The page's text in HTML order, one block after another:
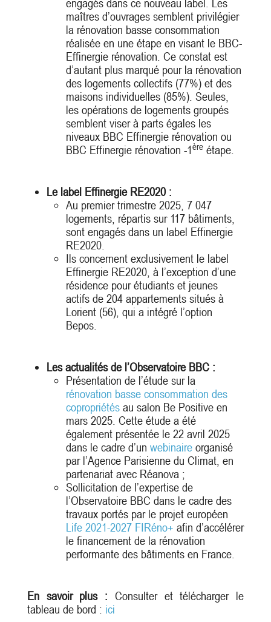
engagés dans ce nouveau label. Les
maîtres d’ouvrages semblent privilégier
la rénovation basse consommation
réalisée en une étape en visant le BBC-
Effinergie rénovation. Ce constat est
d’autant plus marqué pour la rénovation
des logements collectifs (77%) et des
maisons individuelles (85%). Seules,
les opérations de logements groupés
semblent viser à parts égales les
niveaux BBC Effinergie rénovation ou
BBC Effinergie rénovation -1èreétape.
Le label Effinergie RE2020 :
Au premier trimestre 2025, 7 047
logements, répartis sur 117 bâtiments,
sont engagés dans un label Effinergie
RE2020.
Ils concernent exclusivement le label
Effinergie RE2020, à l’exception d’une
résidence pour étudiants et jeunes
actifs de 204 appartements situés à
Lorient (56), qui a intégré l’option
Bepos.
Les actualités de l’Observatoire BBC :
Présentation de l’étude sur la
rénovation basse consommation des
copropriétésau salon Be Positive en
mars 2025. Cette étude a été
également présentée le 22 avril 2025
dans le cadre d’un webinaireorganisé
par l’Agence Parisienne du Climat, en
partenariat avec Réanova ;
Sollicitation de l’expertise de
l’Observatoire BBC dans le cadre des
travaux portés par le projet européen
Life 2021-2027 FIRéno+ afin d’accélérer
le financement de la rénovation
performante des bâtiments en France.
En savoir plus : Consulter et télécharger le
tableau de bord : ici